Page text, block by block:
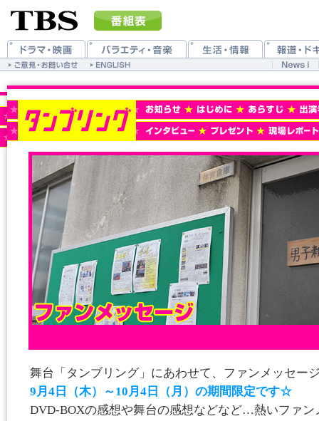
舞台「タンブリング」にあわせて、ファンメッセー
9月4日（木）～10月4日（月）の期間限定です☆
DVD-BOXの感想や舞台の感想などなど…熱いファン